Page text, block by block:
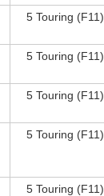
5 Touring (F11)
5 Touring (F11)
5 Touring (F11)
5 Touring (F11)
5 Touring (F11)